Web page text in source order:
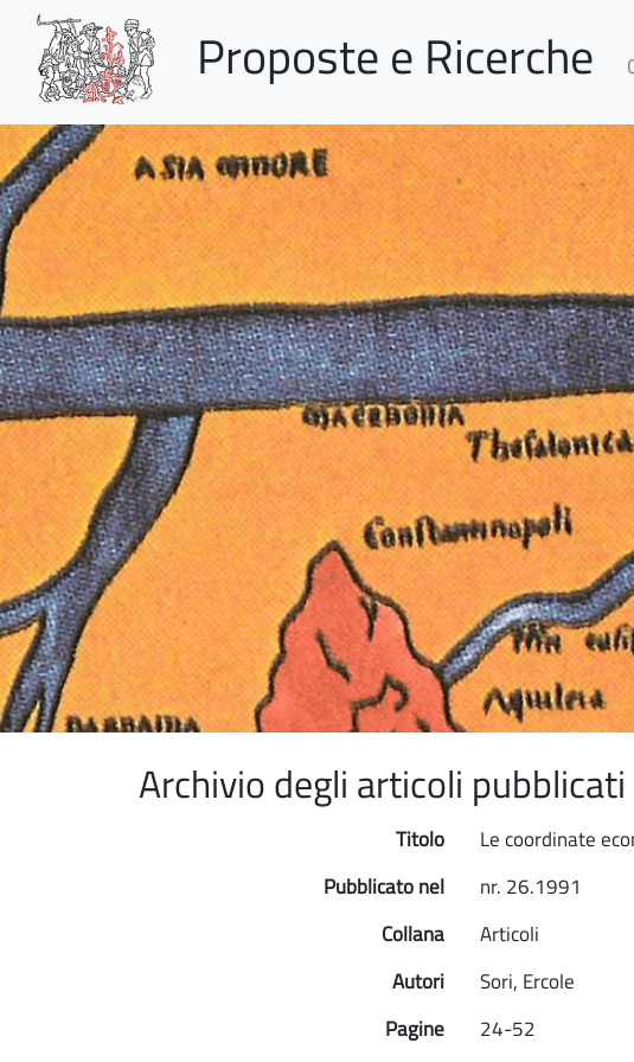
Proposte e Ricerche
Archivio degli articoli
Titolo
Le coordinate
Pubblicato nel
nr. 26.1991
Collana
Articoli
Autori
Sori, Ercole
Pagine
24-52